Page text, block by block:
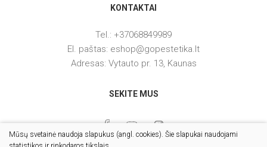
KONTAKTAI
Tel.: +37068849989
El. paštas: eshop@gopestetika.lt
Adresas: Vytauto pr. 13, Kaunas
SEKITE MUS
Mūsų svetainė naudoja slapukus (angl. cookies). Šie slapukai naudojami